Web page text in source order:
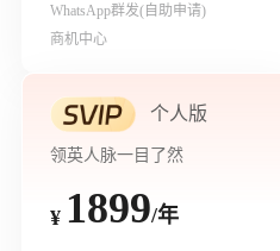
WhatsApp群发(自助申请)
商机中心
个人版
领英人脉一目了然
¥ 1899/年